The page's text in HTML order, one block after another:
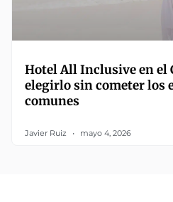
Hotel All Inclusive en el
elegirlo sin cometer los
comunes
Javier Ruiz mayo 4, 2026